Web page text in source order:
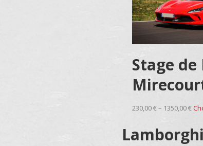
Stage
230,00 € – 1350,00 €